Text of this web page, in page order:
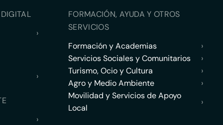
›
›
›
FORMACIÓN, AYUDA Y OTROS
SERVICIOS
Formación y Academias
›
Servicios Sociales y Comunitarios
›
Turismo, Ocio y Cultura
›
Agro y Medio Ambiente
›
Movilidad y Servicios de Apoyo
Local
›